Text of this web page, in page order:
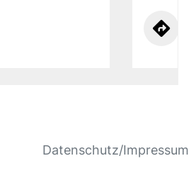
Datenschutz/Impressum